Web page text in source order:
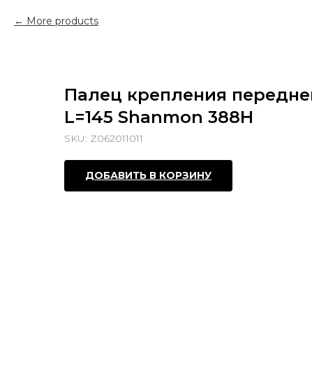
More products
Палец крепления
L=145 Shanmon 388H
SKU: Z062011011
ДОБАВИТЬ В КОРЗИНУ